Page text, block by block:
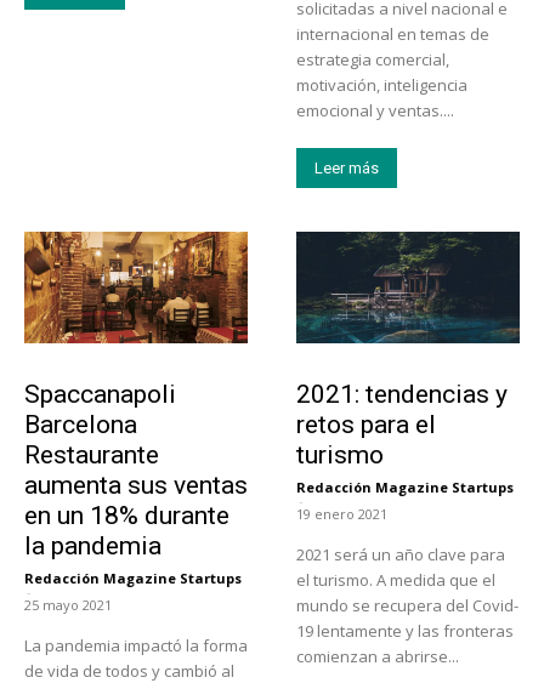
solicitadas a nivel nacional e
internacional en temas de
estrategia comercial,
motivación, inteligencia
emocional y ventas....
Leer más
Spaccanapoli
Barcelona
Restaurante
aumenta sus ventas
en un 18% durante
la pandemia
Redacción Magazine Startups
-
25 mayo 2021
La pandemia impactó la forma
de vida de todos y cambió al
2021: tendencias y
retos para el
turismo
Redacción Magazine Startups
-
19 enero 2021
2021 será un año clave para
el turismo. A medida que el
mundo se recupera del Covid-
19 lentamente y las fronteras
comienzan a abrirse...